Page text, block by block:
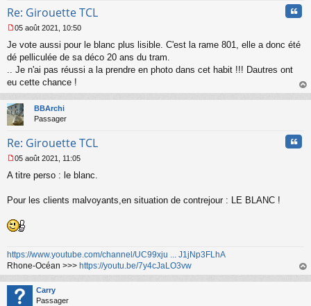
Re: Girouette TCL
e
s
s
g
n
o
l
u
05 août 2021, 10:50
Je vote aussi pour le blanc plus lisible. C'est la rame 801, elle a donc été
dé pelliculée de sa déco 20 ans du tram.
.. Je n'ai pas réussi a la prendre en photo dans cet habit !!! Dautres ont
eu cette chance !
au
BBArchi
Passager
Re: Girouette TCL
e
s
g
e
n
u
05 août 2021, 11:05
A titre perso : le blanc.
Pour les clients malvoyants,en situation de contrejour : LE BLANC !
https://www.youtube.com/channel/UC99xju ... J1jNp3FLhA
Rhone-Océan >>> https://youtu.be/7y4cJaLO3vw
au
Carry
Passager